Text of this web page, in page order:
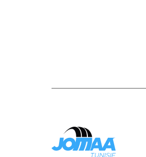
P 7
P7 ALL SEASON
P7 CINTURATO